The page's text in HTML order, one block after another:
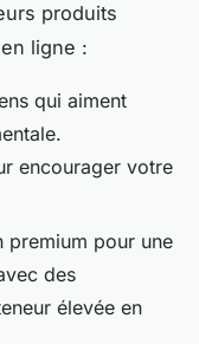
produits
ligne :
qui aiment
encourager votre
premium pour une
des
élevée en